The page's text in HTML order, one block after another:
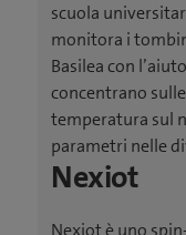
scuola
monitora i
Basilea con
concentrano
temperatura sul
parametri nelle
Nexiot